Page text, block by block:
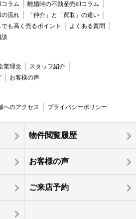
ラム
離婚時の不動産売却コラム
の流れ
「仲介」と「買取」の違い
でも高く売るポイント
よくある質問
談
業理念
スタッフ紹介
お客様の声
へのアクセス プライバシーポリシー
物件閲覧履歴
お客様の声
ご来店予約